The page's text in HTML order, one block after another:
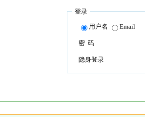
登录
用户名 Email
密 码
隐身登录